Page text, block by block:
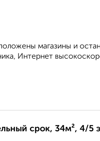
магазины и
Интернет
срок, 34м², 4/5